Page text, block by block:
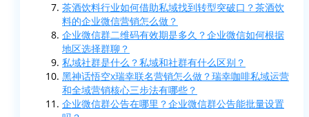
茶酒饮料行业如何借助私域找到转型突破口？茶酒饮
料的企业微信营销怎么做？
企业微信群二维码有效期是多久？企业微信如何根据
地区选择群聊？
私域社群是什么？私域和社群有什么区别？
黑神话悟空x瑞幸联名营销怎么做？瑞幸咖啡私域运营
和全域营销核心三步法有哪些？
企业微信群公告在哪里？企业微信群公告能批量设置